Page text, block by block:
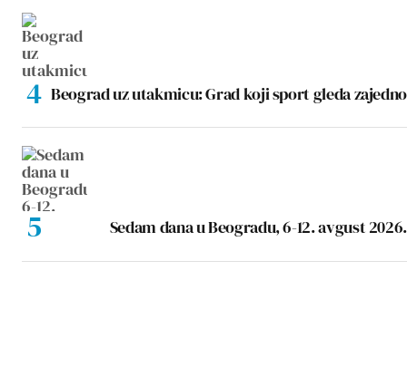
Beograd uz utakmicu: Grad koji sport gleda zajedno
Sedam dana u Beogradu, 6-12. avgust 2026.